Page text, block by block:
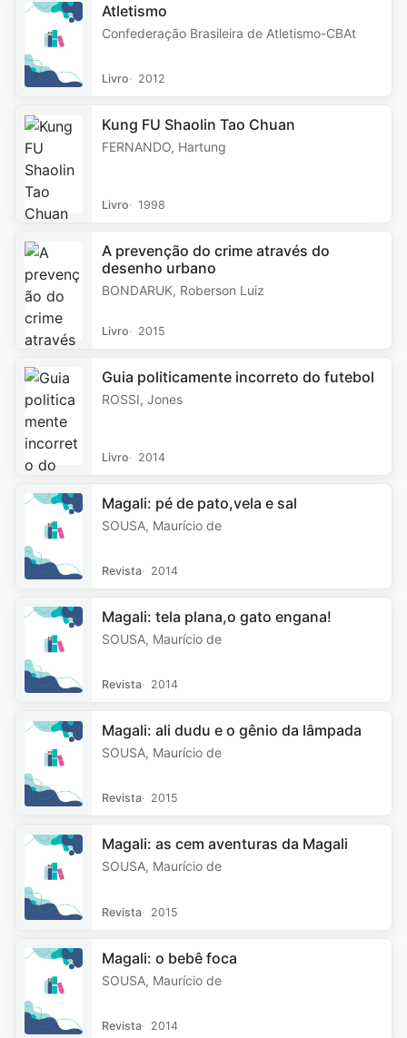
Atletismo
Confederação Brasileira de Atletismo-CBAt
Livro 2012
Kung FU Shaolin Tao Chuan
FERNANDO, Hartung
Livro 1998
A prevenção do crime através do
desenho urbano
BONDARUK, Roberson Luiz
Livro 2015
Guia politicamente incorreto do futebol
ROSSI, Jones
Livro 2014
Magali: pé de pato,vela e sal
SOUSA, Maurício de
Revista 2014
Magali: tela plana,o gato engana!
SOUSA, Maurício de
Revista 2014
Magali: ali dudu e o gênio da lâmpada
SOUSA, Maurício de
Revista 2015
Magali: as cem aventuras da Magali
SOUSA, Maurício de
Revista 2015
Magali: o bebê foca
SOUSA, Maurício de
Revista 2014